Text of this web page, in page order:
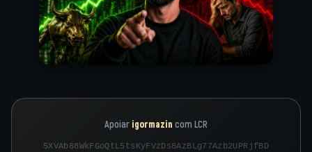
Apoiar igormazin com LCR
5XVAb88WkFGoQtL5tsKyFVzDs8AzBLg77Azb2UPRjfBD